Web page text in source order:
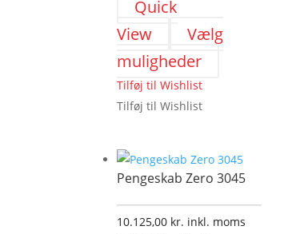
Quick
View
Vælg
muligheder
Mulighederne
kan
vælges
på
Tilføj til Wishlist
Tilføj til Wishlist
Pengeskab Zero 3045
10.125,00 kr. inkl. moms